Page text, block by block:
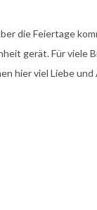
die Feiertage
gerät. Für viele
hier viel Liebe